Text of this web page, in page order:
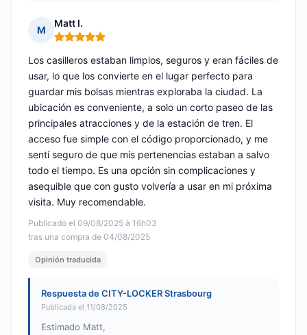
M
Matt I.
Nota: 5 de 5
Publicado el 09/08/2025 à 16h03
tras una compra de 04/08/2025
Los casilleros estaban limpios, seguros y eran fáciles de
usar, lo que los convierte en el lugar perfecto para
guardar mis bolsas mientras exploraba la ciudad. La
ubicación es conveniente, a solo un corto paseo de las
principales atracciones y de la estación de tren. El
acceso fue simple con el código proporcionado, y me
sentí seguro de que mis pertenencias estaban a salvo
todo el tiempo. Es una opción sin complicaciones y
asequible que con gusto volvería a usar en mi próxima
visita. Muy recomendable.
Opinión traducida
Respuesta de CITY-LOCKER Strasbourg
Publicada el 11/08/2025
Estimado Matt,